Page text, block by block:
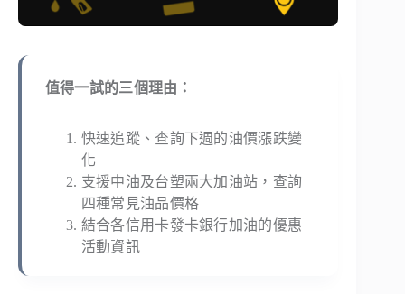
值得一試的三個理由：
快速追蹤、查詢下週的油價漲跌變
化
支援中油及台塑兩大加油站，查詢
四種常見油品價格
結合各信用卡發卡銀行加油的優惠
活動資訊